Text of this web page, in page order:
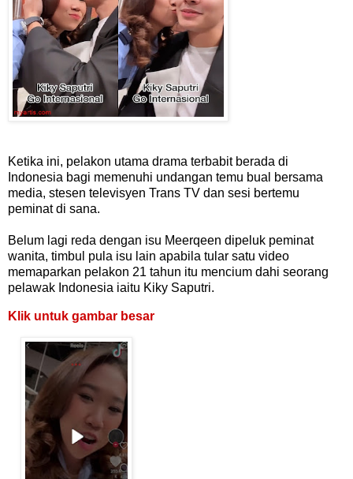
Ketika ini, pelakon utama drama terbabit berada di
Indonesia bagi memenuhi undangan temu bual bersama
media, stesen televisyen Trans TV dan sesi bertemu
peminat di sana.
Belum lagi reda dengan isu Meerqeen dipeluk peminat
wanita, timbul pula isu lain apabila tular satu video
memaparkan pelakon 21 tahun itu mencium dahi seorang
pelawak Indonesia iaitu Kiky Saputri.
Klik untuk gambar besar